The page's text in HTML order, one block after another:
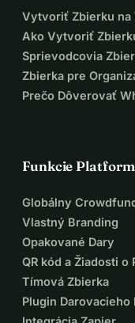
Vytvoriť Zbierku na
Ako Vytvoriť
Sprievodcovia
Zbierka pre
Prečo Dôverovať
Funkcie
Globálny
Vlastný Branding
Opakované Dary
QR kód a Žiadosti o
Tímová Zbierka
Plugin Darovacieho